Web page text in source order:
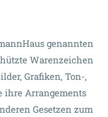
genannten
Warenzeichen
Grafiken, Ton-,
ihre Arrangements
Gesetzen zum